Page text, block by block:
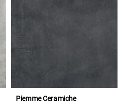
Piemme Ceramiche